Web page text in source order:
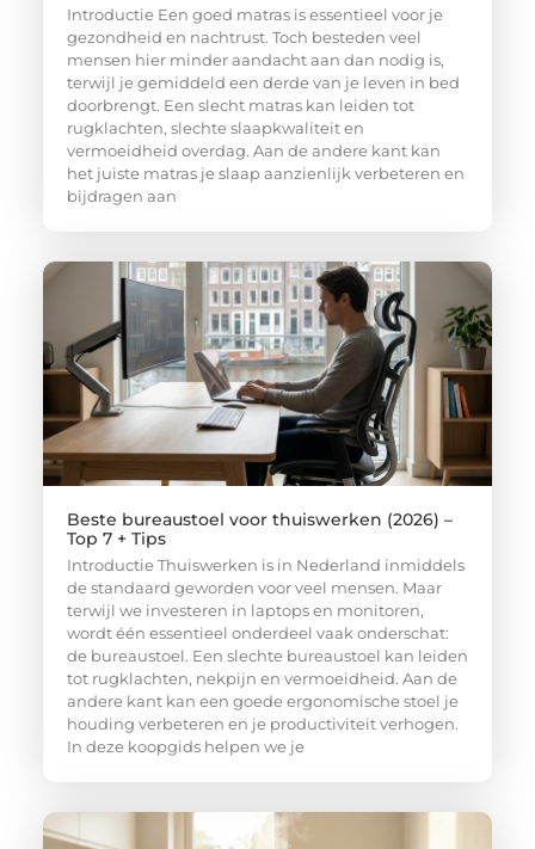
Introductie Een goed matras is essentieel voor je
gezondheid en nachtrust. Toch besteden veel
mensen hier minder aandacht aan dan nodig is,
terwijl je gemiddeld een derde van je leven in bed
doorbrengt. Een slecht matras kan leiden tot
rugklachten, slechte slaapkwaliteit en
vermoeidheid overdag. Aan de andere kant kan
het juiste matras je slaap aanzienlijk verbeteren en
bijdragen aan
Beste bureaustoel voor thuiswerken (2026) –
Top 7 + Tips
Introductie Thuiswerken is in Nederland inmiddels
de standaard geworden voor veel mensen. Maar
terwijl we investeren in laptops en monitoren,
wordt één essentieel onderdeel vaak onderschat:
de bureaustoel. Een slechte bureaustoel kan leiden
tot rugklachten, nekpijn en vermoeidheid. Aan de
andere kant kan een goede ergonomische stoel je
houding verbeteren en je productiviteit verhogen.
In deze koopgids helpen we je